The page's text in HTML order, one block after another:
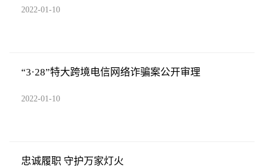
2022-01-10
“3·28”特大跨境电信网络诈骗案公开审理
2022-01-10
忠诚履职 守护万家灯火